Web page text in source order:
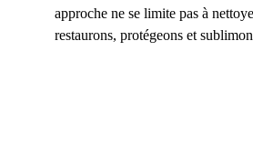
approche ne se limite pas à
restaurons, protégeons et